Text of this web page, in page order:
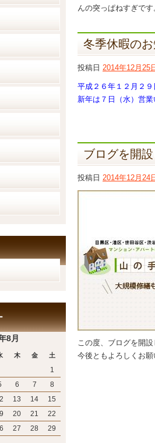
んの突っぱねすぎで
冬季休暇の
投稿日 2014年12月25
平成２６年１２月２
新年は７日（水
ブログを開
投稿日 2014年12月24
この度、ブログを開設
今後ともよろしくお願
8月
木 金 土
1
6 7
8
13 14
15
20 21
22
27 28
29